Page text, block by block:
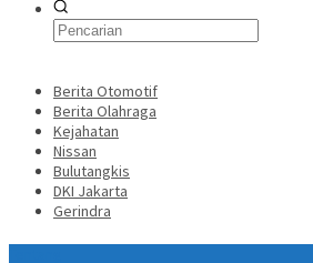
Berita Otomotif
Berita Olahraga
Kejahatan
Nissan
Bulutangkis
DKI Jakarta
Gerindra